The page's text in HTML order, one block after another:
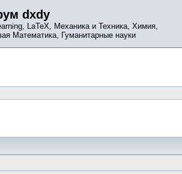
dxdy
LaTeX, Механика и Техника, Химия,
Математика, Гуманитарные науки